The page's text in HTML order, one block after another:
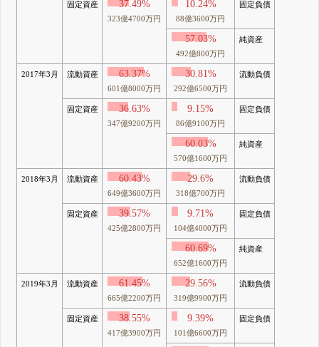
固定資産 37.49%
323億4700万円
10.24%
88億3600万円
固定負債
57.03%
492億800万円
純資産
2017年3月 流動資産 63.37%
601億8000万円
30.81%
292億6500万円
流動負債
固定資産 36.63%
347億9200万円
9.15%
86億9100万円
固定負債
60.03%
570億1600万円
純資産
2018年3月 流動資産 60.43%
649億3600万円
29.6%
318億700万円
流動負債
固定資産 39.57%
425億2800万円
9.71%
104億4000万円
固定負債
60.69%
652億1600万円
純資産
2019年3月 流動資産 61.45%
665億2200万円
29.56%
319億9900万円
流動負債
固定資産 38.55%
417億3900万円
9.39%
101億6600万円
固定負債